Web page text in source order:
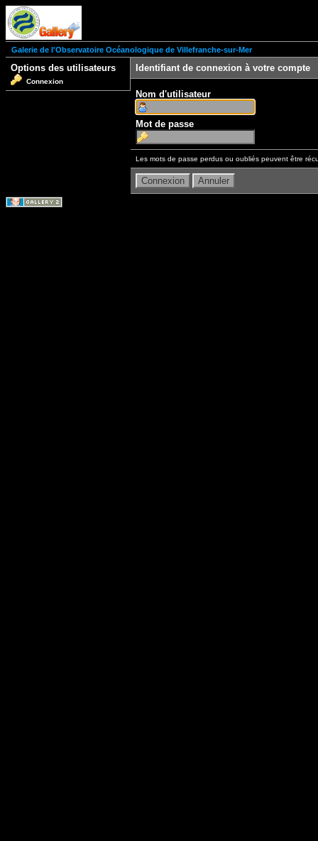
Galerie de l'Observatoire Océanologique de Villefranche-sur-Mer
Options des utilisateurs
Connexion
Identifiant de connexion à votre compte
Nom d'utilisateur
Mot de passe
Les mots de passe perdus ou oubliés peuvent être